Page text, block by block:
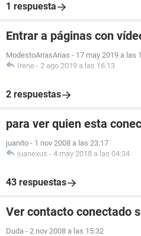
1 respuesta
Entrar a páginas con
ModestoAriasArias - 17 may 2019 a las
Irene - 2 ago 2019 a las 16:13
2 respuestas
para ver quien esta
juanito - 1 nov 2008 a las 23:17
juanexus - 4 may 2018 a las 04:34
43 respuestas
Ver contacto conectado
Duda - 2 nov 2008 a las 15:32